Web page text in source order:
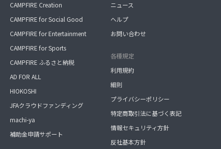
CAMPFIRE Creation
CAMPFIRE for Social Good
CAMPFIRE for Entertainment
CAMPFIRE for Sports
CAMPFIRE ふるさと納税
AD FOR ALL
HIOKOSHI
JFAクラウドファンディング
machi-ya
補助金申請サポート
ニュース
ヘルプ
お問い合わせ
各種規定
利用規約
細則
プライバシーポリシー
特定商取引法に基づく表記
情報セキュリティ方針
反社基本方針